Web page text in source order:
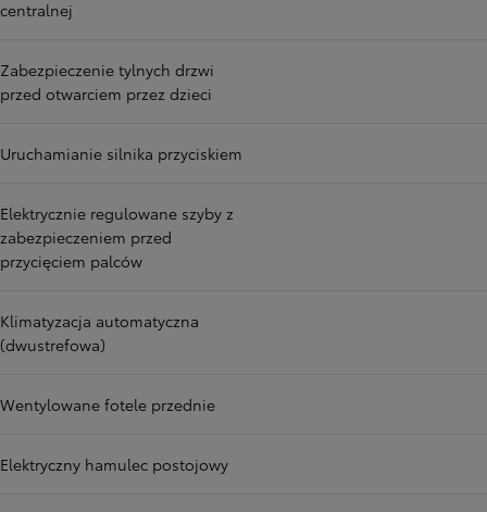
centralnej
Zabezpieczenie tylnych drzwi
przed otwarciem przez dzieci
Uruchamianie silnika przyciskiem
Elektrycznie regulowane szyby z
zabezpieczeniem przed
przycięciem palców
Klimatyzacja automatyczna
(dwustrefowa)
Wentylowane fotele przednie
Elektryczny hamulec postojowy